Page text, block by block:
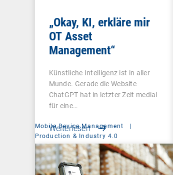
„Okay, KI, erkläre mir
OT Asset
Management“
Künstliche Intelligenz ist in aller
Munde. Gerade die Website
ChatGPT hat in letzter Zeit medial
für eine…
Weiterlesen
Mobile Device Management
|
Production & Industry 4.0